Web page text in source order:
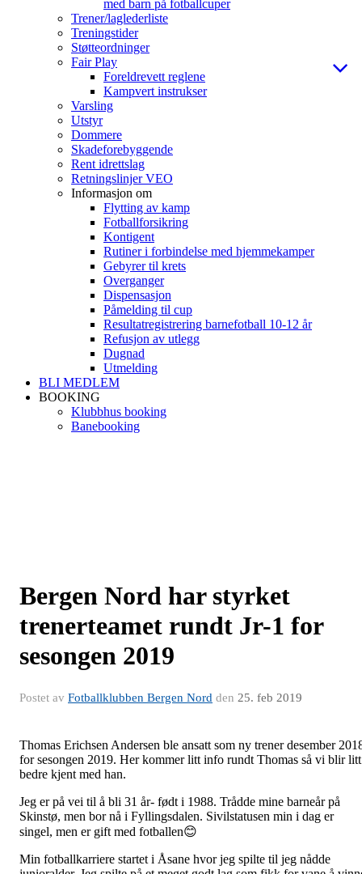
med barn på fotballcuper
Trener/laglederliste
Treningstider
Støtteordninger
Fair Play
Foreldrevett reglene
Kampvert instrukser
Varsling
Utstyr
Dommere
Skadeforebyggende
Rent idrettslag
Retningslinjer VEO
Informasjon om
Flytting av kamp
Fotballforsikring
Kontigent
Rutiner i forbindelse med hjemmekamper
Gebyrer til krets
Overganger
Dispensasjon
Påmelding til cup
Resultatregistrering barnefotball 10-12 år
Refusjon av utlegg
Dugnad
Utmelding
BLI MEDLEM
BOOKING
Klubbhus booking
Banebooking
Bergen Nord har styrket
trenerteamet rundt Jr-1 for
sesongen 2019
Postet av Fotballklubben Bergen Nord den 25. feb 2019
Thomas Erichsen Andersen ble ansatt som ny trener desember
for sesongen 2019. Her kommer litt info rundt Thomas så vi blir litt
bedre kjent med han.
Jeg er på vei til å bli 31 år- født i 1988. Trådde mine barneår på
Skinstø, men bor nå i Fyllingsdalen. Sivilstatusen min i dag er
singel, men er gift med fotballen😊
Min fotballkarriere startet i Åsane hvor jeg spilte til jeg nådde